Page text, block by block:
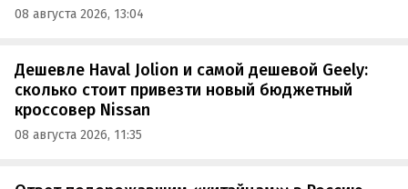
08 августа 2026, 13:04
Дешевле Haval Jolion и самой дешевой Geely:
сколько стоит привезти новый бюджетный
кроссовер Nissan
08 августа 2026, 11:35